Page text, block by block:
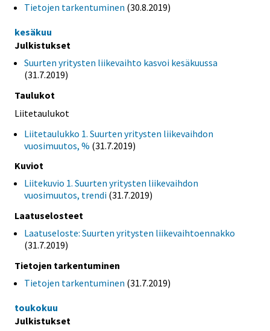
Tietojen tarkentuminen (30.8.2019)
kesäkuu
Julkistukset
Suurten yritysten liikevaihto kasvoi kesäkuussa
(31.7.2019)
Taulukot
Liitetaulukot
Liitetaulukko 1. Suurten yritysten liikevaihdon
vuosimuutos, % (31.7.2019)
Kuviot
Liitekuvio 1. Suurten yritysten liikevaihdon
vuosimuutos, trendi (31.7.2019)
Laatuselosteet
Laatuseloste: Suurten yritysten liikevaihtoennakko
(31.7.2019)
Tietojen tarkentuminen
Tietojen tarkentuminen (31.7.2019)
toukokuu
Julkistukset